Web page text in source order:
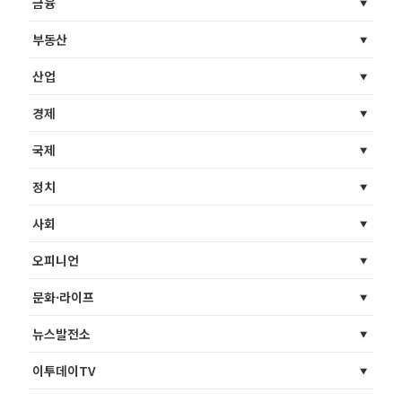
부동산
산업
경제
국제
정치
사회
오피니언
문화·라이프
뉴스발전소
이투데이TV